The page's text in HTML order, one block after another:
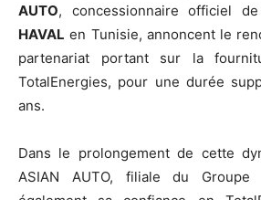
AUTO, concessionnaire officiel
HAVAL en Tunisie, annoncent le
partenariat portant sur la
TotalEnergies, pour une durée
ans.
Dans le prolongement de cette
ASIAN AUTO, filiale du Groupe